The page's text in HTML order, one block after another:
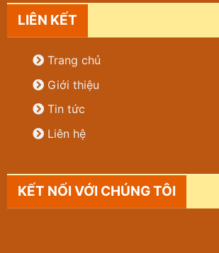
LIÊN KẾT
Trang chủ
Giới thiệu
Tin tức
Liên hệ
KẾT NỐI VỚI CHÚNG TÔI